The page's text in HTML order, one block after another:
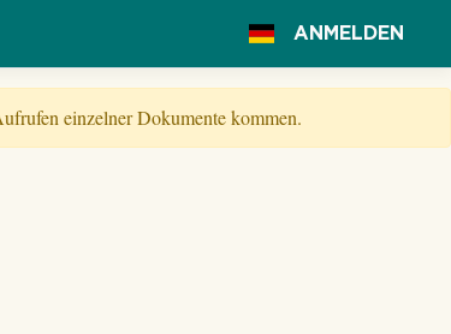
ANMELDEN
einzelner Dokumente kommen.